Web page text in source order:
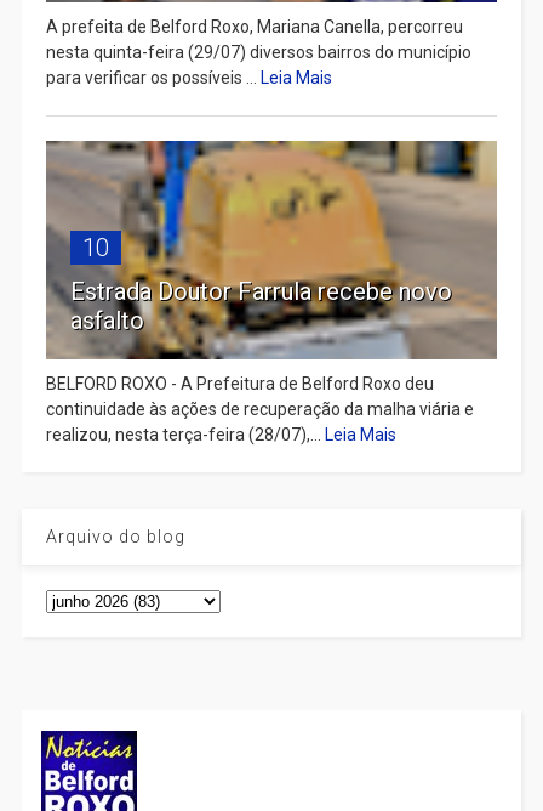
A prefeita de Belford Roxo, Mariana Canella, percorreu
nesta quinta-feira (29/07) diversos bairros do município
para verificar os possíveis ... Leia Mais
10
Estrada Doutor Farrula recebe novo
asfalto
BELFORD ROXO - A Prefeitura de Belford Roxo deu
continuidade às ações de recuperação da malha viária e
realizou, nesta terça-feira (28/07),... Leia Mais
Arquivo do blog